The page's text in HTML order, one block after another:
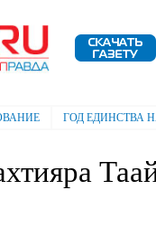
ГОД ЕДИНСТВА